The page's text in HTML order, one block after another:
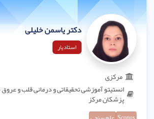
دکتر یاسمن خلیلی
استادیار
مرکزی
انستیتو آموزشی تحقیقاتی و درمانی قلب و
پزشکان مرکز